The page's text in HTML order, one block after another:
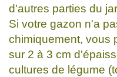
d'autres parties du
Si votre gazon n'a
chimiquement, vous
sur 2 à 3 cm
cultures de légume